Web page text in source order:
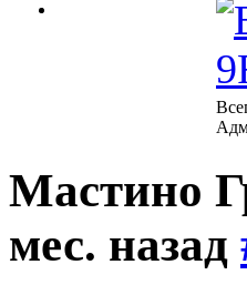
Мастино
мес. назад